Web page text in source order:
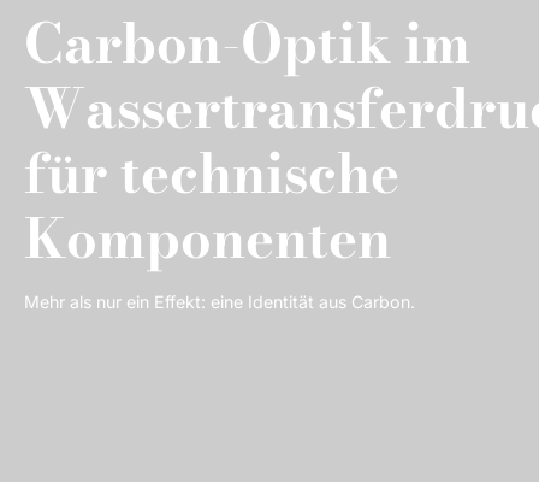
Carbon-Optik im
für technische
Komponenten
Mehr als nur ein Effekt: eine Identität aus Carbon.